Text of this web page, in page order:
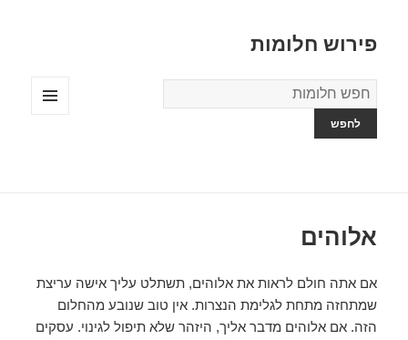
פירוש חלומות
מילון
החלומות
אלוהים
אם אתה חולם לראות את אלוהים, תשתלט עליך אישה עריצת
שמתחזה מתחת לגלימת הנצרות. אין טוב שנובע מהחלום
הזה. אם אלוהים מדבר אליך, היזהר שלא תיפול לגינוי. עסקים